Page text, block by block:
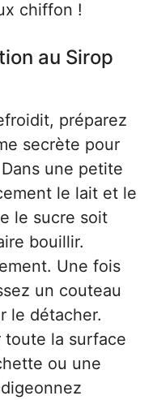
chiffon !
au Sirop
préparez
secrète pour
une petite
le lait et le
le sucre soit
bouillir.
Une fois
un couteau
le détacher.
toute la surface
ou une